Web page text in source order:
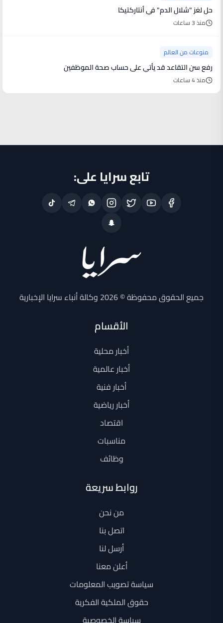
حل لغز "شلال الدم" في أنتاركتيكا
منذ 3 ساعات
منوعات من العالم
رفع سن التقاعد قد يأتي على حساب صحة الموظفين
منذ 4 ساعات
تابع سرايا على:
جميع الحقوق محفوظة © 2026 وكالة أنباء سرايا الإخبارية
الأقسام
أخبار محلية
أخبار عالمية
أخبار فنية
أخبار رياضية
اقتصاد
مناسبات
وظائف
روابط سريعة
من نحن
اتصل بنا
أرسل لنا
أعلن معنا
سياسة تصويب المعلومات
حقوق الملكية الفكرية